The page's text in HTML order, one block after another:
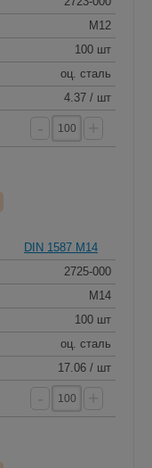
M12
100 шт
оц. сталь
4.37 / шт
DIN 1587 M14
2725-000
M14
100 шт
оц. сталь
17.06 / шт